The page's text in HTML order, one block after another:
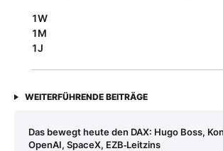
1W
1M
1J
WEITERFÜHRENDE BEITRÄGE
Das bewegt heute den DAX: Hugo Boss,
OpenAI, SpaceX, EZB‑Leitzins